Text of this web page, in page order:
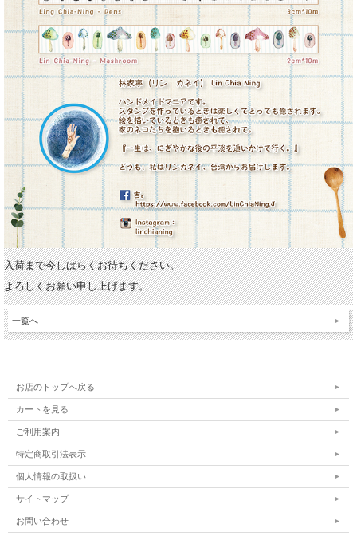
入荷まで今しばらくお待ちください。
よろしくお願い申し上げます。
一覧へ
お店のトップへ戻る
カートを見る
ご利用案内
特定商取引法表示
個人情報の取扱い
サイトマップ
お問い合わせ